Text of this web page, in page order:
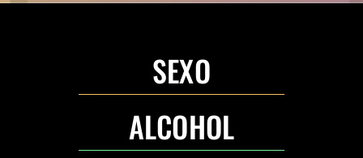
SEXO
ALCOHOL